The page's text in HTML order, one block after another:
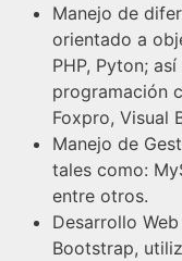
Manejo de
orientado a
PHP, Pyton;
programación
Foxpro, Visual
Manejo de
tales como:
entre otros.
Desarrollo
Bootstrap,